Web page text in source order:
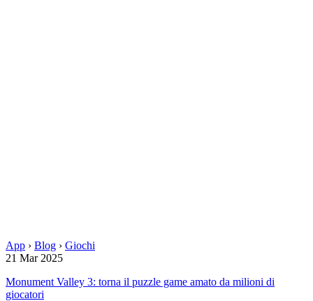
App › Blog › Giochi
21 Mar 2025
Monument Valley 3: torna il puzzle game amato da milioni di
giocatori